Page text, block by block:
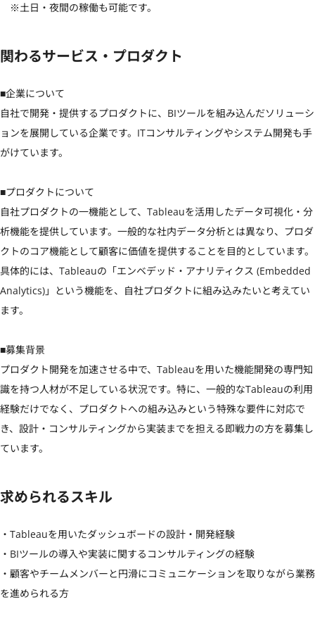
※土日・夜間の稼働も可能です。
関わるサービス・プロダクト
■企業について
自社で開発・提供するプロダクトに、BIツールを組み込んだソリューシ
ョンを展開している企業です。ITコンサルティングやシステム開発も手
がけています。
■プロダクトについて
自社プロダクトの一機能として、Tableauを活用したデータ可視化・分
析機能を提供しています。一般的な社内データ分析とは異なり、プロダ
クトのコア機能として顧客に価値を提供することを目的としています。
具体的には、Tableauの「エンベデッド・アナリティクス (Embedded
Analytics)」という機能を、自社プロダクトに組み込みたいと考えてい
ます。
■募集背景
プロダクト開発を加速させる中で、Tableauを用いた機能開発の専門知
識を持つ人材が不足している状況です。特に、一般的なTableauの利用
経験だけでなく、プロダクトへの組み込みという特殊な要件に対応で
き、設計・コンサルティングから実装までを担える即戦力の方を募集し
ています。
求められるスキル
・Tableauを用いたダッシュボードの設計・開発経験
・BIツールの導入や実装に関するコンサルティングの経験
・顧客やチームメンバーと円滑にコミュニケーションを取りながら業務
を進められる方